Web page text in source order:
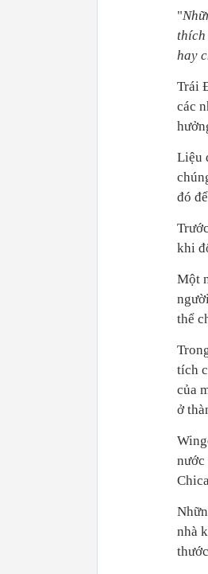
"
thích
hay
Trái
các
Liệu
đó
khi
Một
thể
tích
của
ở
nước
nhà